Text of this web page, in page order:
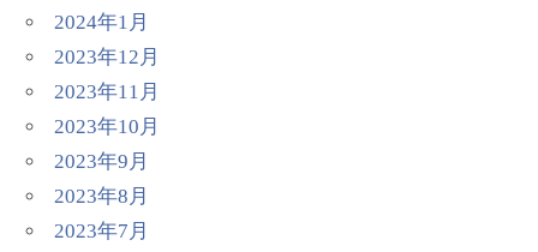
2024年1月
2023年12月
2023年11月
2023年10月
2023年9月
2023年8月
2023年7月